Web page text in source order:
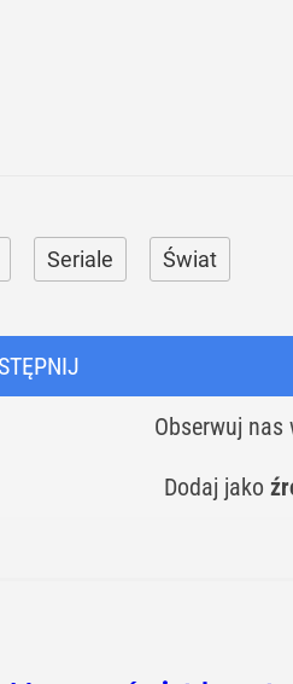
Seriale Świat
Obserwuj nas
Dodaj jako